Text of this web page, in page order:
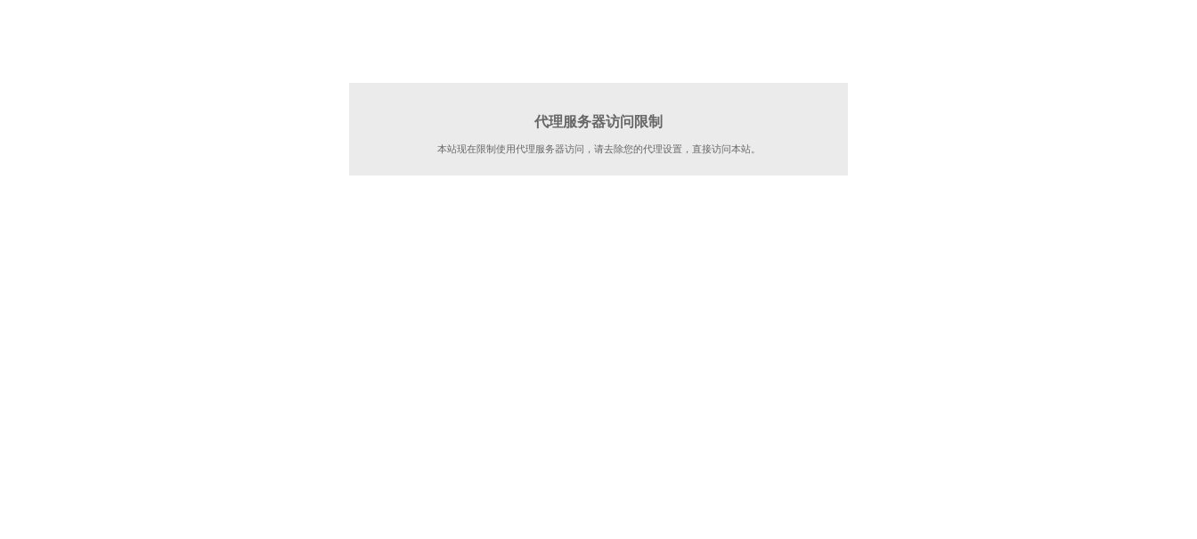
代理服务器访问限制
本站现在限制使用代理服务器访问，请去除您的代理设置，直接访问本站。